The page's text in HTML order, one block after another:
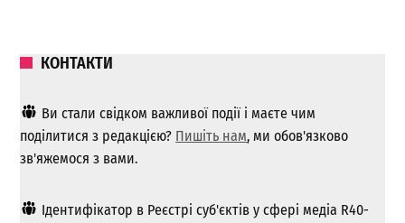
КОНТАКТИ
Ви стали свідком важливої ​​події і маєте чим
поділитися з редакцією? Пишіть нам, ми обов'язково
зв'яжемося з вами.
Ідентифікатор в Реєстрі суб'єктів у сфері медіа R40-